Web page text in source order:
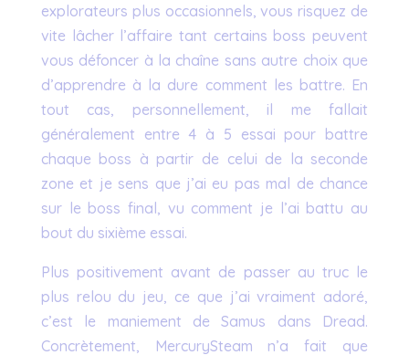
explorateurs plus occasionnels, vous risquez de
vite lâcher l’affaire tant certains boss peuvent
vous défoncer à la chaîne sans autre choix que
d’apprendre à la dure comment les battre. En
tout cas, personnellement, il me fallait
généralement entre 4 à 5 essai pour battre
chaque boss à partir de celui de la seconde
zone et je sens que j’ai eu pas mal de chance
sur le boss final, vu comment je l’ai battu au
bout du sixième essai.
Plus positivement avant de passer au truc le
plus relou du jeu, ce que j’ai vraiment adoré,
c’est le maniement de Samus dans Dread.
Concrètement, MercurySteam n’a fait que